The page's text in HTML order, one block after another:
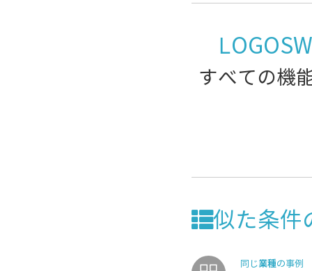
すべての機
似た条件
同じ業種の事例